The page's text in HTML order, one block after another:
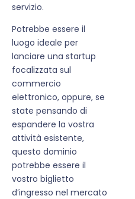
servizio.
Potrebbe essere il
luogo ideale per
lanciare una startup
focalizzata sul
commercio
elettronico, oppure, se
state pensando di
espandere la vostra
attività esistente,
questo dominio
potrebbe essere il
vostro biglietto
d’ingresso nel mercato